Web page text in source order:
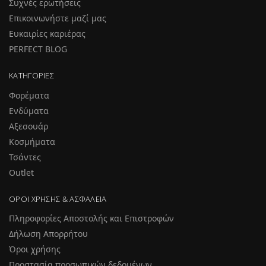
Συχνές ερωτήσεις
Επικοινωνήστε μαζί μας
Ευκαιρίες καριέρας
PERFECT BLOG
ΚΑΤΗΓΟΡΊΕΣ
Φορέματα
Ενδύματα
Αξεσουάρ
Κοσμήματα
Τσάντες
Outlet
ΌΡΟΙ ΧΡΉΣΗΣ & ΑΣΦΆΛΕΙΑ
Πληροφορίες Αποστολής και Επιστροφών
Δήλωση Απορρήτου
Όροι χρήσης